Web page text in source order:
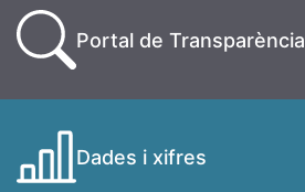
Portal de Transparència
Dades i xifres